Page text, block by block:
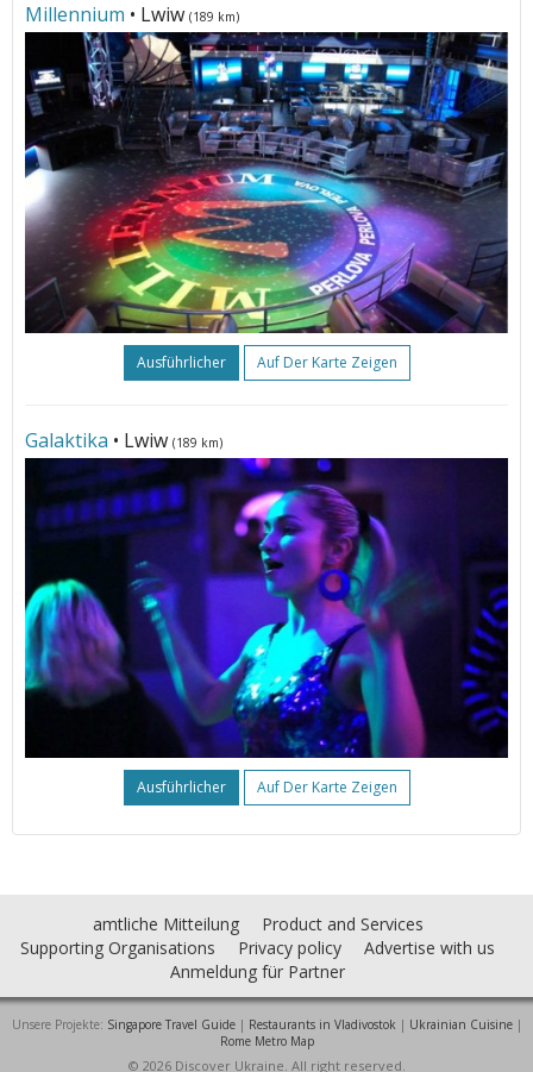
Millennium • Lwiw (189 km)
Ausführlicher Auf Der Karte Zeigen
Galaktika • Lwiw (189 km)
Ausführlicher Auf Der Karte Zeigen
amtliche Mitteilung
Product and Services
Supporting Organisations
Privacy policy
Advertise with us
Anmeldung für Partner
Unsere Projekte: Singapore Travel Guide| Restaurants in Vladivostok | Ukrainian Cuisine|
Rome Metro Map
© 2026 Discover Ukraine. All right reserved.